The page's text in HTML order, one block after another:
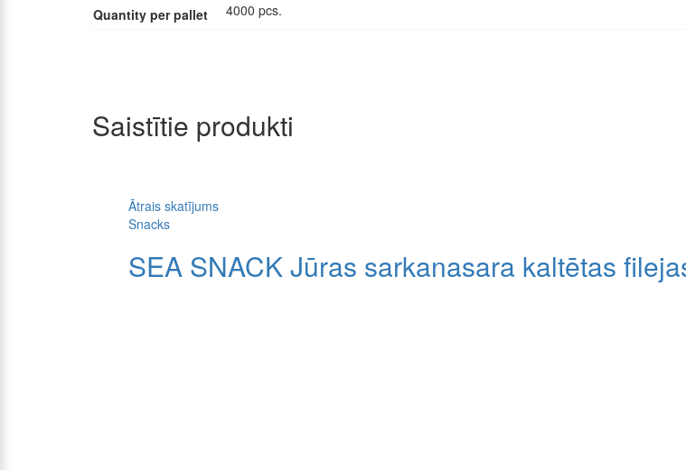
Quantity per pallet
4000 pcs.
Saistītie produkti
Ātrais skatījums
Snacks
SEA SNACK Jūras sarkanasara kaltētas